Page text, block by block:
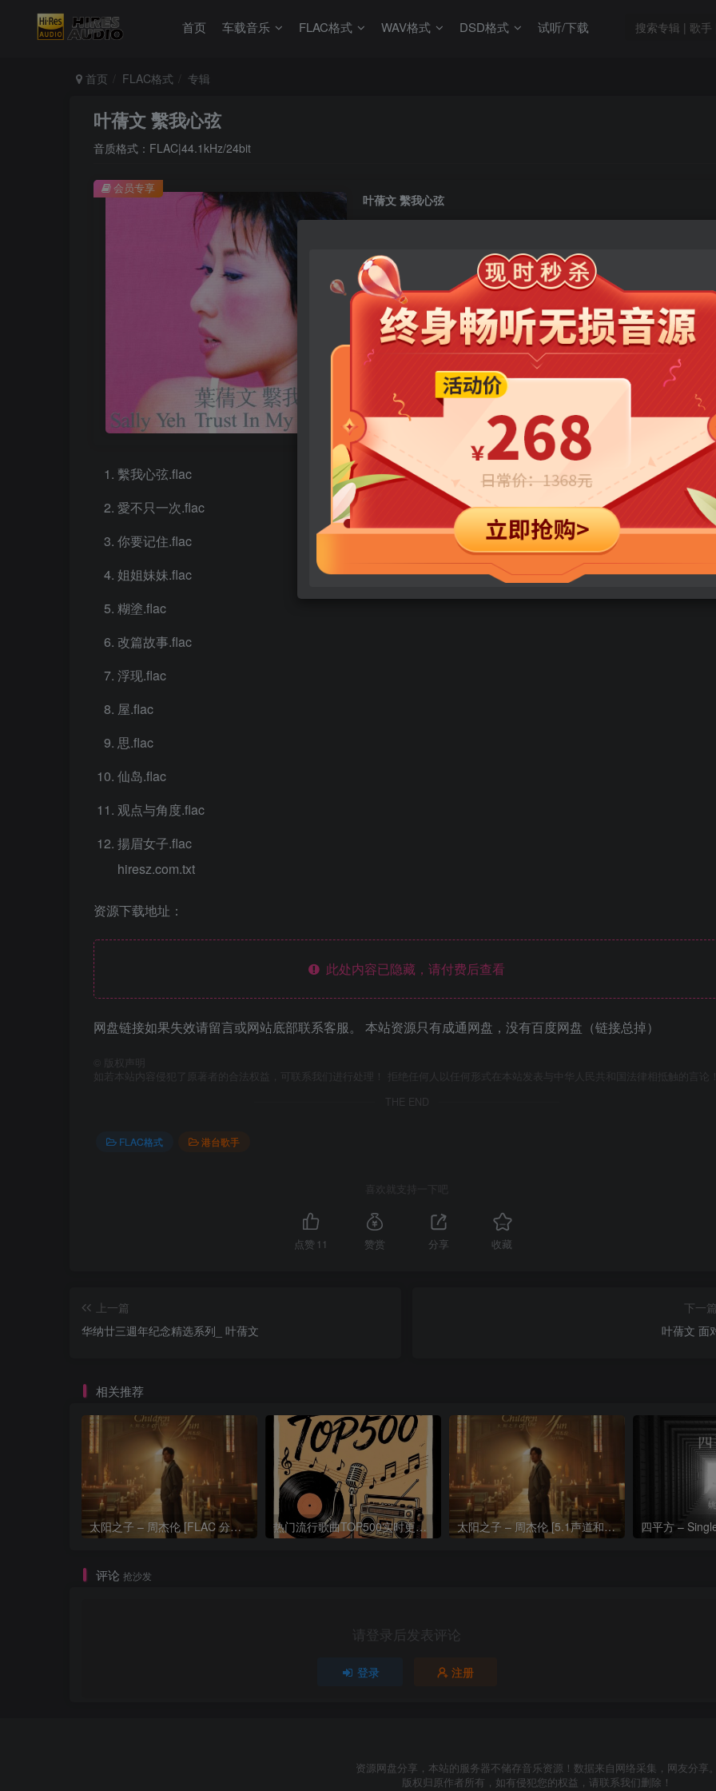
首页 车载音乐 FLAC格式 WAV格式 DSD格式 试听/下载
首页 FLAC格式 专辑
叶蒨文 繫我心弦
音质格式：FLAC|44.1kHz/24bit
叶蒨文 繫我心弦
￥9.9 限时特惠
￥99
年卡会员免费 永久会员 免费
立即购买
您当前未登录！建议登陆后购买，可保存购买订单
会员专享
繫我心弦.flac
愛不只一次.flac
你要记住.flac
姐姐妹妹.flac
糊塗.flac
改篇故事.flac
浮现.flac
屋.flac
思.flac
仙岛.flac
观点与角度.flac
揚眉女子.flac
hiresz.com.txt
资源下载地址：
此处内容已隐藏，请付费后查看
网盘链接如果失效请留言或网站底部联系客服。 本站资源只有成通网盘，没有百度网盘（链接总掉）
版权声明
如若本站内容侵犯了原著者的合法权益，可联系我们进行处理！ 拒绝任何人以任何形式在本站发表与中华人民共和国法律相抵触的言论！
THE END
FLAC格式 港台歌手
喜欢就支持一下吧
点赞 11 赞赏 分享 收藏
上一篇
华纳廿三週年纪念精选系列_ 叶蒨文
下一篇
叶蒨文 面
相关推荐
太阳之子 – 周杰伦 [FLAC 分轨 192Khz 24bit] 热门流行歌曲TOP500实时更新192khz/24bit【母带音质】 太阳之子 – 周杰伦 [5.1声道和192k母带] 四平方 –
评论 抢沙发
请登录后发表评论
登录 注册
资源网盘分享，本站的服务器不储存音乐资源！数据来自网络采集，网友分享。
版权归原作者所有，如有侵犯您的权益，请联系我们删除！